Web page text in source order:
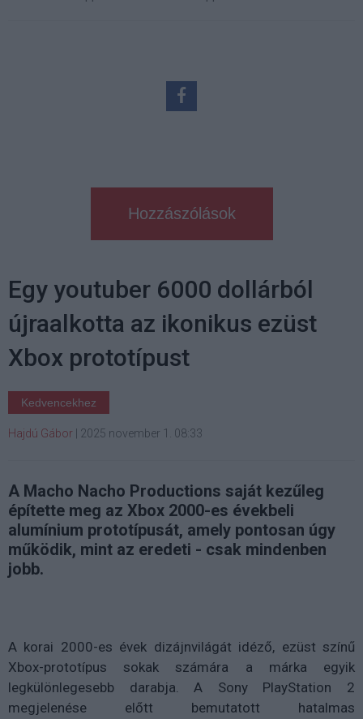
Hozzászólások
Egy youtuber 6000 dollárból
újraalkotta az ikonikus ezüst
Xbox prototípust
Kedvencekhez
Hajdú Gábor 2025 november 1. 08:33
A Macho Nacho Productions saját kezűleg
építette meg az Xbox 2000-es évekbeli
alumínium prototípusát, amely pontosan úgy
működik, mint az eredeti - csak mindenben
jobb.
A korai 2000-es évek dizájnvilágát idéző, ezüst színű
Xbox-prototípus sokak számára a márka egyik
legkülönlegesebb darabja. A Sony PlayStation 2
megjelenése előtt bemutatott hatalmas